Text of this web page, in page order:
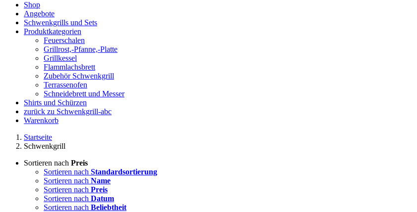
Shop
Angebote
Schwenkgrills und Sets
Produktkategorien
Feuerschalen
Grillrost,-Pfanne,-Platte
Grillkessel
Flammlachsbrett
Zubehör Schwenkgrill
Terrassenofen
Schneidebrett und Messer
Shirts und Schürzen
zurück zu Schwenkgrill-abc
Warenkorb
Startseite
Schwenkgrill
Sortieren nach Preis
Sortieren nach Standardsortierung
Sortieren nach Name
Sortieren nach Preis
Sortieren nach Datum
Sortieren nach Beliebtheit